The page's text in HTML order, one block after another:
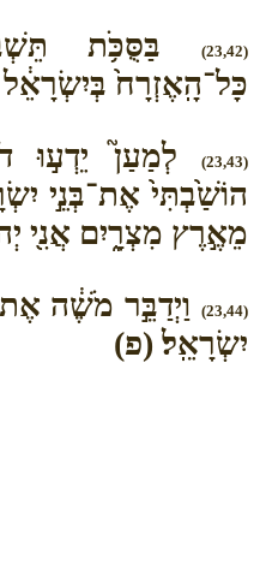
(23,42)
בַּסֻּכֹּ֥ת
כָּל־הָֽאֶזְרָח֙ בְּיִשְׂרָאֵ֔ל
(23,43)
לְמַעַן֮ יֵדְע֣וּ
הוֹשַׁ֙בְתִּי֙ אֶת־בְּנֵ֣י
מֵאֶ֣רֶץ מִצְרָ֑יִם אֲנִ֖י
(23,44)
וַיְדַבֵּ֣ר מֹשֶׁ֔ה
יִשְׂרָאֵֽל׃ (פ)